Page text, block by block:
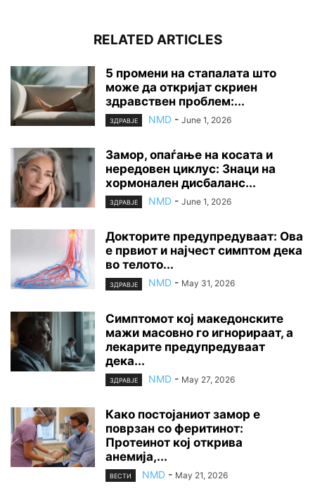
RELATED ARTICLES
5 промени на стапалата што
може да откријат скриен
здравствен проблем:...
ЗДРАВЈЕ NMD - June 1, 2026
Замор, опаѓање на косата и
нередовен циклус: Знаци на
хормонален дисбаланс...
ЗДРАВЈЕ NMD - June 1, 2026
Докторите предупредуваат: Ова
е првиот и најчест симптом дека
во телото...
ЗДРАВЈЕ NMD - May 31, 2026
Симптомот кој македонските
мажи масовно го игнорираат, а
лекарите предупредуваат
дека...
ЗДРАВЈЕ NMD - May 27, 2026
Како постојаниот замор е
поврзан со феритинот:
Протеинот кој открива
анемија,...
ВЕСТИ NMD - May 21, 2026